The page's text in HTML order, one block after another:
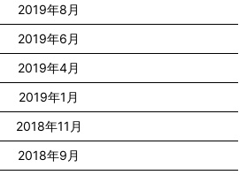
2019年8月
2019年6月
2019年4月
2019年1月
2018年11月
2018年9月